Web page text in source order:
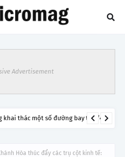
Advertisement
khai thác một số đường bay từ 1/4
Hòa thúc đẩy các trụ cột kinh tế: